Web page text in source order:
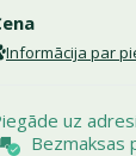
Informācija par
uz
Bezmaksas